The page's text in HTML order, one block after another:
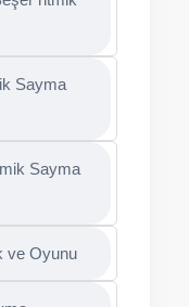
ritmik
Sayma
Sayma
ve Oyunu